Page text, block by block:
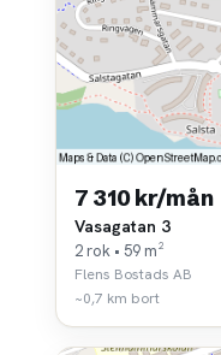
7 310 kr/mån
Vasagatan 3
2 rok • 59 m²
Flens Bostads AB
~0,7 km bort